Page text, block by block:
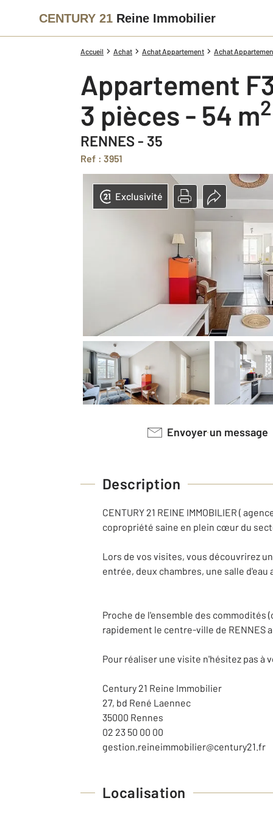
CENTURY 21 Reine Immobilier
Accueil Achat Achat Appartement Achat
Appartement
3 pièces - 54 m2
RENNES - 35
Ref : 3951
Exclusivité
Envoyer un message
Description
CENTURY 21 REINE IMMOBILIER (
copropriété saine en plein cœur du
Lors de vos visites, vous découvrirez
entrée, deux chambres, une salle
Proche de l'ensemble des commodités
rapidement le centre-ville de RENNES
Pour réaliser une visite n'hésitez pas à
Century 21 Reine Immobilier
27, bd René Laennec
35000 Rennes
02 23 50 00 00
gestion.reineimmobilier@century21.fr
Localisation